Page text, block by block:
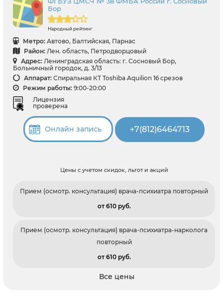
Бор
Народный рейтинг
Метро: Автово, Балтийская, Парнас
Район: Лен. область, Петродворцовый
Адрес: Ленинградская область: г. Сосновый Бор,
Больничный городок, д. 3/13
Аппарат: Спиральная КТ Toshiba Aquilion 16 срезов
Режим работы: 9:00-20:00
Лицензия
проверена
Онлайн запись +7(812)6464713
Цены с учетом скидок, льгот и акций
Прием (осмотр. консультация) врача-психиатра повторный
от 610 pуб.
Прием (осмотр. консультация) врача-психиатра-нарколога
повторный
от 610 pуб.
Все цены